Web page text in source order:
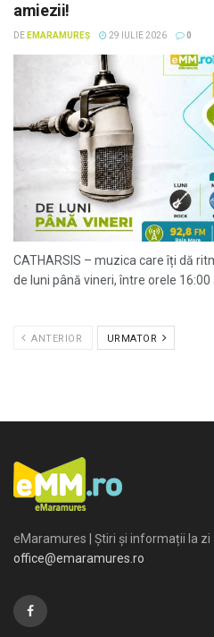
amiezii!
DE EMARAMUREȘ 29 IULIE 2026 0
CATHARSIS – muzica care îți dă
de luni până vineri, între orele 16:00
ANTERIOR URMATOR
eMaramures | Știri și informații la zi
office@emaramures.ro